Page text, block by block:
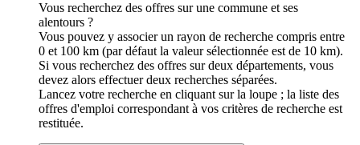
Vous recherchez des offres sur une commune et ses
alentours ?
Vous pouvez y associer un rayon de recherche compris entre
0 et 100 km (par défaut la valeur sélectionnée est de 10 km).
Si vous recherchez des offres sur deux départements, vous
devez alors effectuer deux recherches séparées.
Lancez votre recherche en cliquant sur la loupe ; la liste des
offres d'emploi correspondant à vos critères de recherche est
restituée.